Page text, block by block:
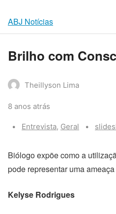
ABJ Notícias
Brilho com
Theillyson Lima
8 anos atrás
Categories:
Entrevista, Geral Tags:
Biólogo expõe como a
pode representar uma
Kelyse Rodrigues